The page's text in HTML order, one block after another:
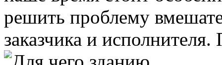
решить проблему
заказчика и исполнителя.